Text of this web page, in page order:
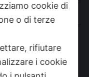
cookie di
o di terze
rifiutare
i cookie